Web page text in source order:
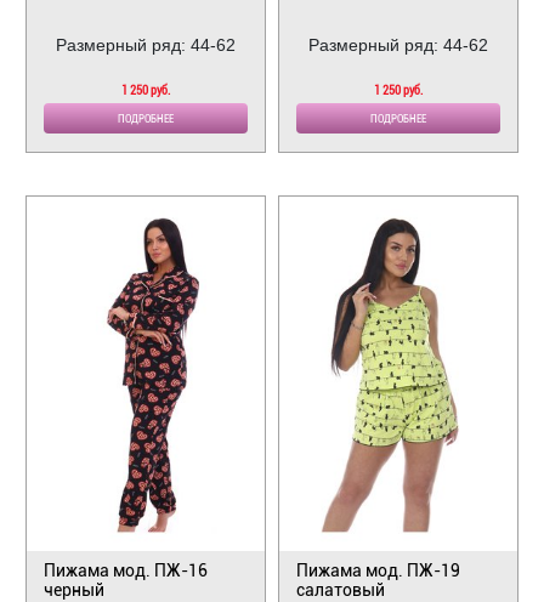
Размерный ряд: 44-62
1 250 руб.
ПОДРОБНЕЕ
Размерный ряд: 44-62
1 250 руб.
ПОДРОБНЕЕ
Пижама мод. ПЖ-16
черный
Пижама мод. ПЖ-19
салатовый